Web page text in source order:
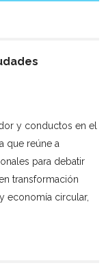
y conductos en el
que reúne a
para debatir
transformación
economía circular,